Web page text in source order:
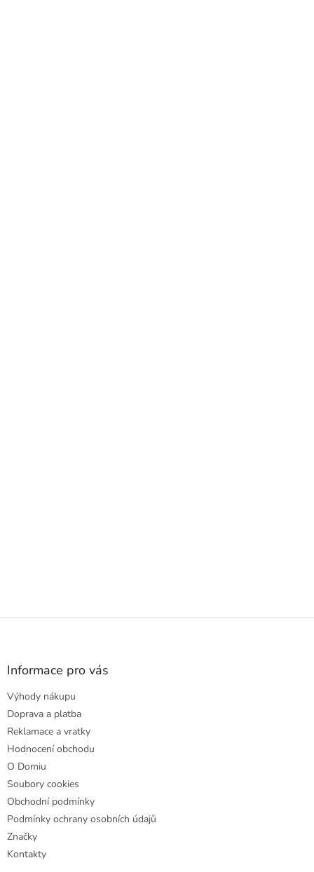
Z
Informace pro vás
Výhody nákupu
Doprava a platba
Reklamace a vratky
Hodnocení obchodu
O Domiu
Soubory cookies
Obchodní podmínky
Podmínky ochrany osobních údajů
Značky
Kontakty